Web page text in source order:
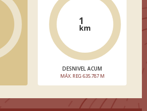
1
km
DESNIVEL ACUM
MÁX. REG 635.787 M